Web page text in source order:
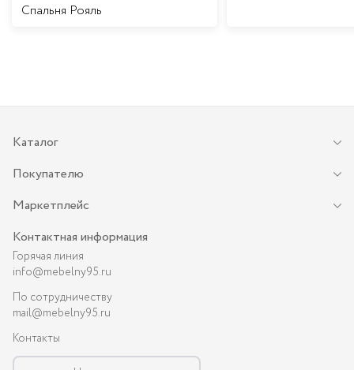
Спальня Рояль
Каталог
Покупателю
Маркетплейс
Контактная информация
Горячая линия
info@mebelny95.ru
По сотрудничеству
mail@mebelny95.ru
Контакты